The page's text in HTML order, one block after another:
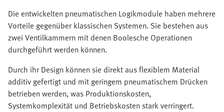
Die entwickelten pneumatischen Logikmodule haben mehrere
Vorteile gegenüber klassischen Systemen. Sie bestehen aus
zwei Ventilkammern mit denen Boolesche Operationen
durchgeführt werden können.
Durch ihr Design können sie direkt aus flexiblem Material
additiv gefertigt und mit geringem pneumatischem Drücken
betrieben werden, was Produktionskosten,
Systemkomplexität und Betriebskosten stark verringert.